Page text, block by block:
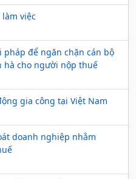
việc
pháp để ngăn chặn cán bộ
cho người nộp thuế
gia công tại Việt Nam
doanh nghiệp nhằm